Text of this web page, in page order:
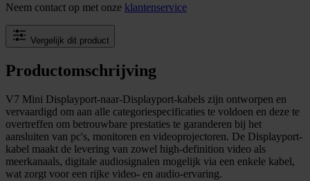
Neem contact op met onze klantenservice
Vergelijk dit product
Productomschrijving
V7 Mini Displayport-naar-Displayport-kabels zijn ontworpen en
vervaardigd om aan alle categoriespecificaties te voldoen en deze te
overtreffen om betrouwbare prestaties te garanderen bij het
aansluiten van pc's, monitoren en videoprojectoren. De Displayport-
kabel maakt de levering van zowel high-definition video als
meerkanaals, digitale audiosignalen mogelijk via een enkele kabel,
wat zorgt voor een rijke video- en audio-ervaring.